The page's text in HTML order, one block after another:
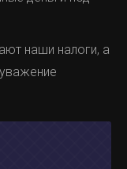
наши налоги, а